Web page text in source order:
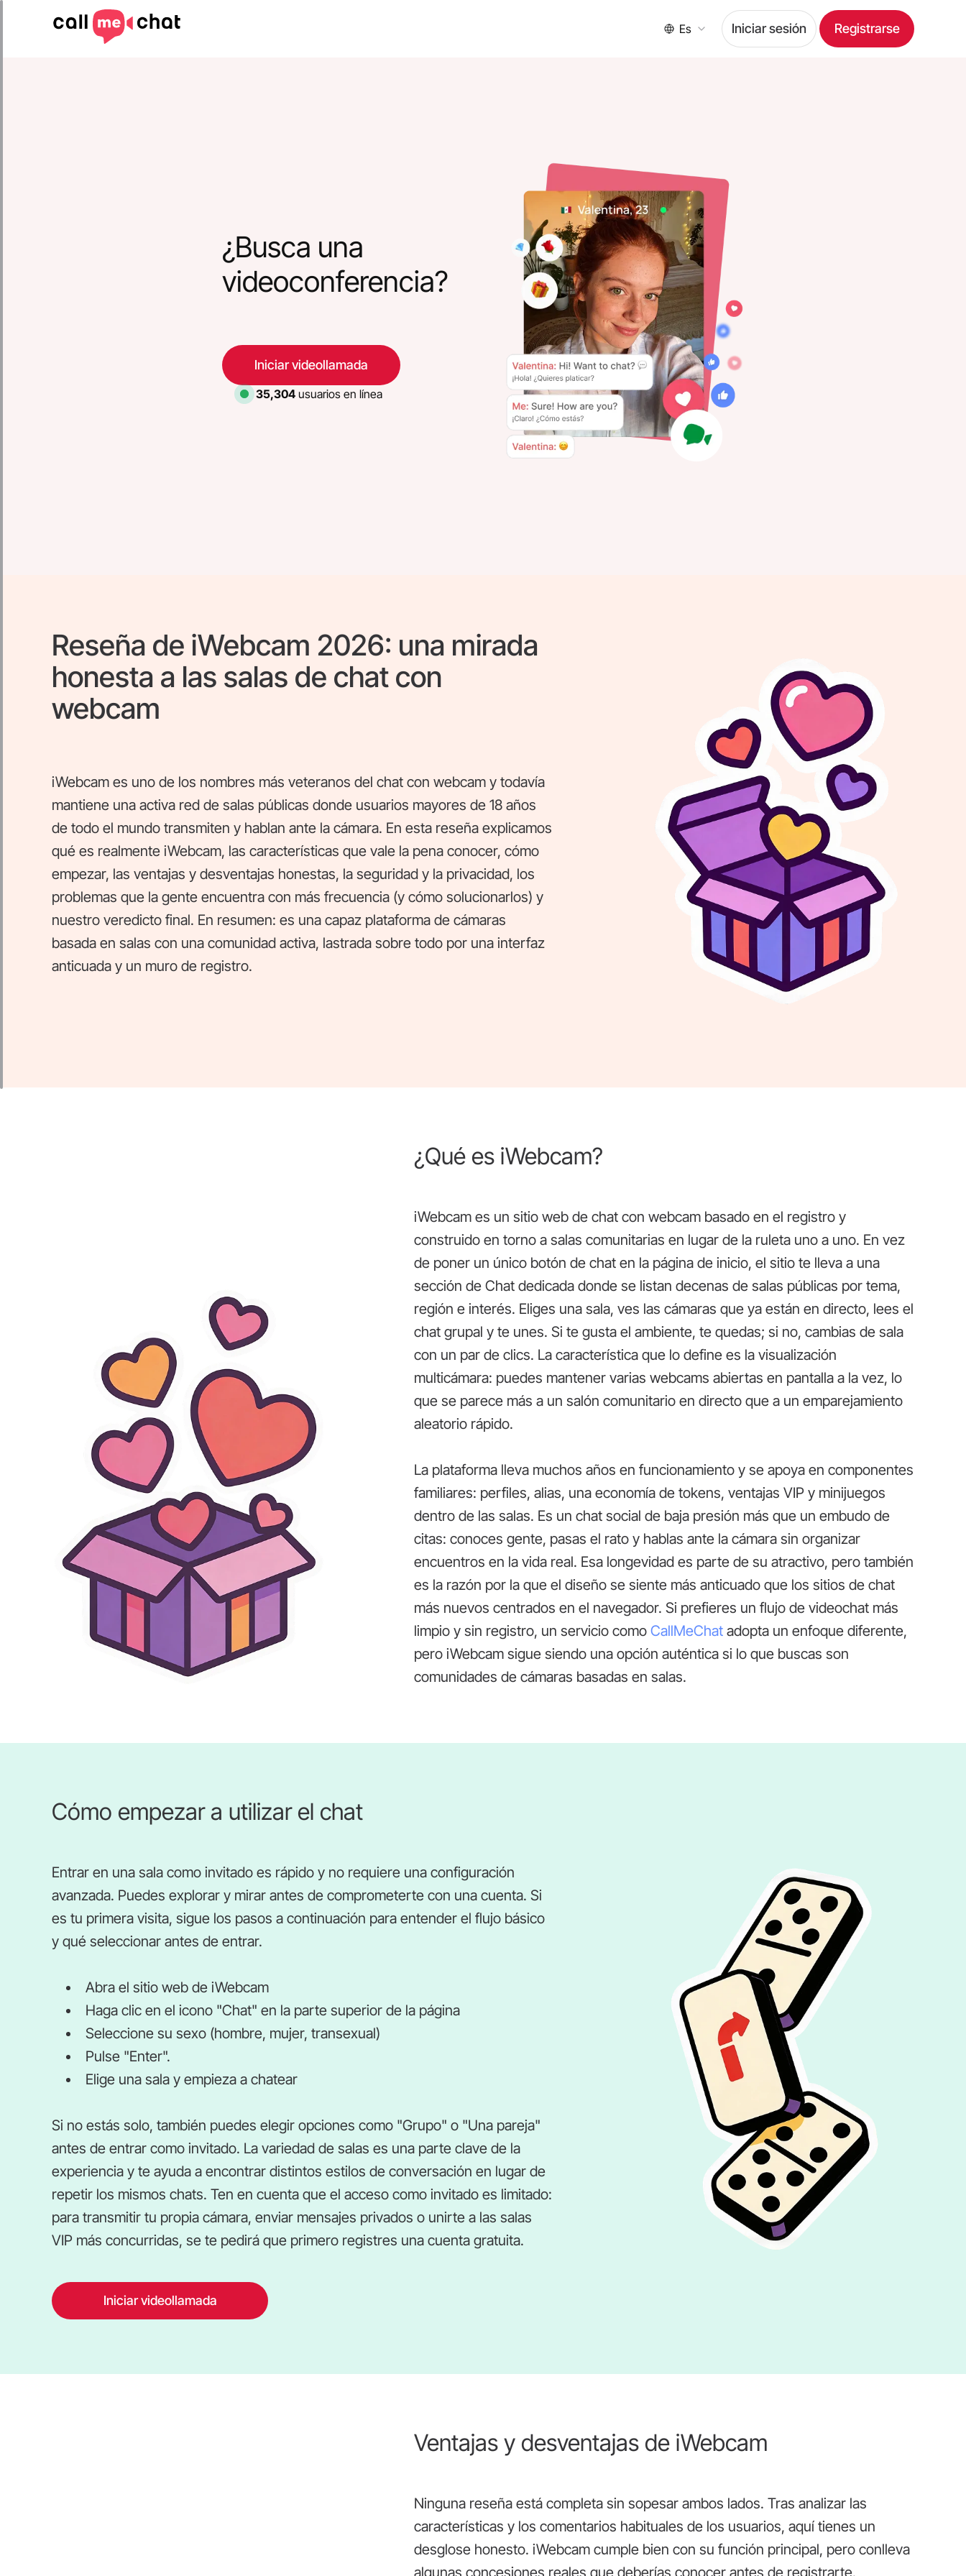
Es Iniciar sesión Registrarse
¿Busca una
videoconferencia?
Iniciar videollamada
35,304usuarios en línea
Reseña de iWebcam 2026: una mirada
honesta a las salas de chat con
webcam
iWebcam es uno de los nombres más veteranos del chat con webcam y todavía
mantiene una activa red de salas públicas donde usuarios mayores de 18 años
de todo el mundo transmiten y hablan ante la cámara. En esta reseña explicamos
qué es realmente iWebcam, las características que vale la pena conocer, cómo
empezar, las ventajas y desventajas honestas, la seguridad y la privacidad, los
problemas que la gente encuentra con más frecuencia (y cómo solucionarlos) y
nuestro veredicto final. En resumen: es una capaz plataforma de cámaras
basada en salas con una comunidad activa, lastrada sobre todo por una interfaz
anticuada y un muro de registro.
¿Qué es iWebcam?
iWebcam es un sitio web de chat con webcam basado en el registro y
construido en torno a salas comunitarias en lugar de la ruleta uno a uno. En vez
de poner un único botón de chat en la página de inicio, el sitio te lleva a una
sección de Chat dedicada donde se listan decenas de salas públicas por tema,
región e interés. Eliges una sala, ves las cámaras que ya están en directo, lees el
chat grupal y te unes. Si te gusta el ambiente, te quedas; si no, cambias de sala
con un par de clics. La característica que lo define es la visualización
multicámara: puedes mantener varias webcams abiertas en pantalla a la vez, lo
que se parece más a un salón comunitario en directo que a un emparejamiento
aleatorio rápido.
La plataforma lleva muchos años en funcionamiento y se apoya en componentes
familiares: perfiles, alias, una economía de tokens, ventajas VIP y minijuegos
dentro de las salas. Es un chat social de baja presión más que un embudo de
citas: conoces gente, pasas el rato y hablas ante la cámara sin organizar
encuentros en la vida real. Esa longevidad es parte de su atractivo, pero también
es la razón por la que el diseño se siente más anticuado que los sitios de chat
más nuevos centrados en el navegador. Si prefieres un flujo de videochat más
limpio y sin registro, un servicio como CallMeChat adopta un enfoque diferente,
pero iWebcam sigue siendo una opción auténtica si lo que buscas son
comunidades de cámaras basadas en salas.
Cómo empezar a utilizar el chat
Entrar en una sala como invitado es rápido y no requiere una configuración
avanzada. Puedes explorar y mirar antes de comprometerte con una cuenta. Si
es tu primera visita, sigue los pasos a continuación para entender el flujo básico
y qué seleccionar antes de entrar.
Abra el sitio web de iWebcam
Haga clic en el icono "Chat" en la parte superior de la página
Seleccione su sexo (hombre, mujer, transexual)
Pulse "Enter".
Elige una sala y empieza a chatear
Si no estás solo, también puedes elegir opciones como "Grupo" o "Una pareja"
antes de entrar como invitado. La variedad de salas es una parte clave de la
experiencia y te ayuda a encontrar distintos estilos de conversación en lugar de
repetir los mismos chats. Ten en cuenta que el acceso como invitado es limitado:
para transmitir tu propia cámara, enviar mensajes privados o unirte a las salas
VIP más concurridas, se te pedirá que primero registres una cuenta gratuita.
Iniciar videollamada
Ventajas y desventajas de iWebcam
Ninguna reseña está completa sin sopesar ambos lados. Tras analizar las
características y los comentarios habituales de los usuarios, aquí tienes un
desglose honesto. iWebcam cumple bien con su función principal, pero conlleva
algunas concesiones reales que deberías conocer antes de registrarte.